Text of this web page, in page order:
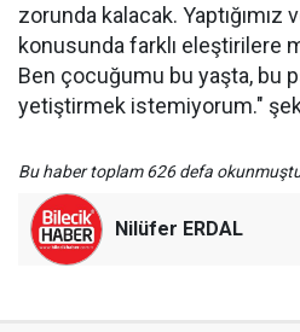
zorunda kalacak. Yaptığımız
konusunda farklı eleştirilere
Ben çocuğumu bu yaşta, bu
yetiştirmek istemiyorum."
Bu haber toplam 626 defa
Nilüfer ERDAL